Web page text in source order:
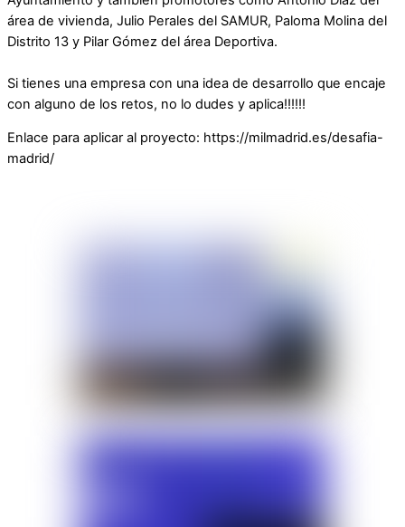
área de vivienda, Julio Perales del SAMUR, Paloma Molina del
Distrito 13 y Pilar Gómez del área Deportiva.
Si tienes una empresa con una idea de desarrollo que encaje
con alguno de los retos, no lo dudes y aplica!!!!!!
Enlace para aplicar al proyecto: https://milmadrid.es/desafia-
madrid/